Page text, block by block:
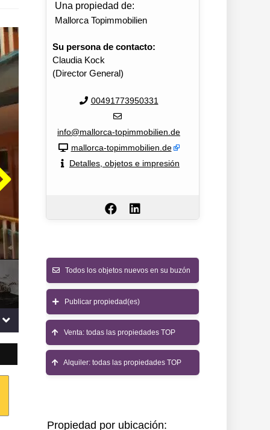
Una propiedad de:
Mallorca Topimmobilien
Su persona de contacto:
Claudia Kock
(Director General)
00491773950331
info@mallorca-topimmobilien.de
mallorca-topimmobilien.de
Detalles, objetos e impresión
Todos los objetos nuevos en su buzón
Publicar propiedad(es)
Venta: todas las propiedades TOP
Alquiler: todas las propiedades TOP
Propiedad por ubicación: